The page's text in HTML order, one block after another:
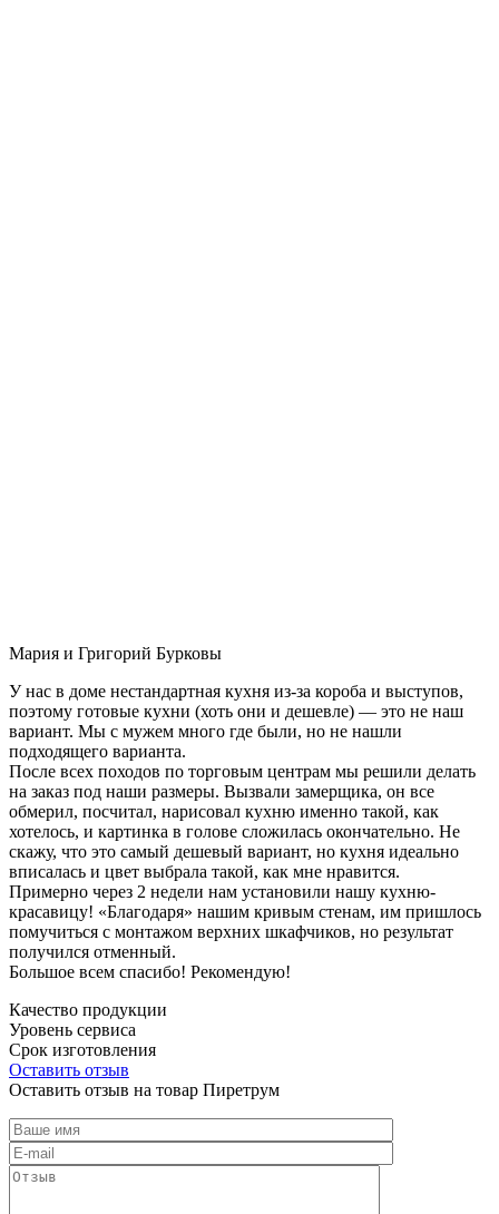
Мария и Григорий Бурковы
У нас в доме нестандартная кухня из-за короба и выступов,
поэтому готовые кухни (хоть они и дешевле) — это не наш
вариант. Мы с мужем много где были, но не нашли
подходящего варианта.
После всех походов по торговым центрам мы решили делать
на заказ под наши размеры. Вызвали замерщика, он все
обмерил, посчитал, нарисовал кухню именно такой, как
хотелось, и картинка в голове сложилась окончательно. Не
скажу, что это самый дешевый вариант, но кухня идеально
вписалась и цвет выбрала такой, как мне нравится.
Примерно через 2 недели нам установили нашу кухню-
красавицу! «Благодаря» нашим кривым стенам, им пришлось
помучиться с монтажом верхних шкафчиков, но результат
получился отменный.
Большое всем спасибо! Рекомендую!
Качество продукции
Уровень сервиса
Срок изготовления
Оставить отзыв
Оставить отзыв на товар Пиретрум